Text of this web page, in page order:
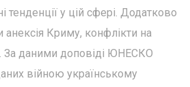
тенденції у цій сфері. Додатково
анексія Криму, конфлікти на
За даними доповіді ЮНЕСКО
війною українському